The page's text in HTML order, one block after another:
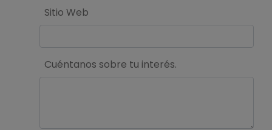
Sitio Web
Cuéntanos sobre tu interés.